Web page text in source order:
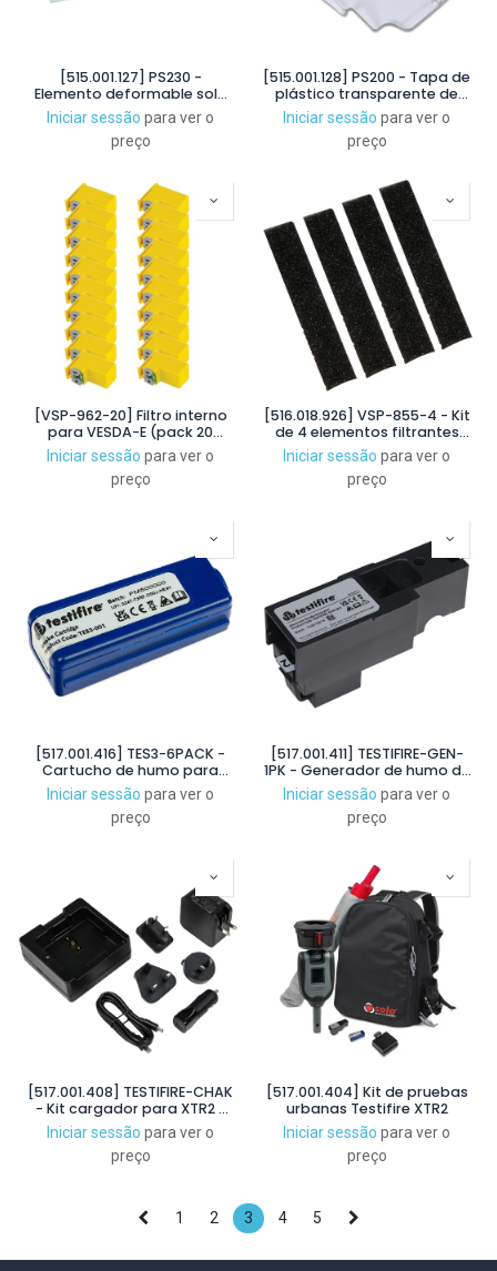
[515.001.127] PS230 -
Elemento deformable solo
para pulsadores de alarma
de la serie MCP
Iniciar sessão para ver o
preço
[515.001.128] PS200 - Tapa de
plástico transparente de
recambio para pulsadores
de la serie MCP
Iniciar sessão para ver o
preço
[VSP-962-20] Filtro interno
para VESDA-E (pack 20
unidades). Compatible con
VEU/VEP/VES
Iniciar sessão para ver o
preço
[516.018.926] VSP-855-4 - Kit
de 4 elementos filtrantes
para filtros VSP-850-R
Iniciar sessão para ver o
preço
[517.001.416] TES3-6PACK -
Cartucho de humo para
XTR2. Pack de 6u
Iniciar sessão para ver o
preço
[517.001.411] TESTIFIRE-GEN-
1PK - Generador de humo de
repuesto para el probador
de humo y calor Testifire
XTR2
Iniciar sessão para ver o
preço
[517.001.408] TESTIFIRE-CHAK
- Kit cargador para XTR2 y
accesorios
Iniciar sessão para ver o
preço
[517.001.404] Kit de pruebas
urbanas Testifire XTR2
Iniciar sessão para ver o
preço
1 2 3 4 5